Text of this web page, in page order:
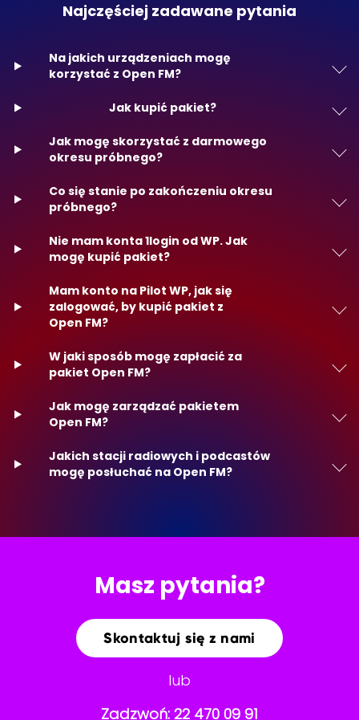
Najczęściej zadawane pytania
Na jakich urządzeniach mogę
korzystać z Open FM?
Jak kupić pakiet?
Jak mogę skorzystać z darmowego
okresu próbnego?
Co się stanie po zakończeniu okresu
próbnego?
Nie mam konta 1login od WP. Jak
mogę kupić pakiet?
Mam konto na Pilot WP, jak się
zalogować, by kupić pakiet z
Open FM?
W jaki sposób mogę zapłacić za
pakiet Open FM?
Jak mogę zarządzać pakietem
Open FM?
Jakich stacji radiowych i podcastów
mogę posłuchać na Open FM?
Masz pytania?
Skontaktuj się z nami
lub
Zadzwoń: 22 470 09 91